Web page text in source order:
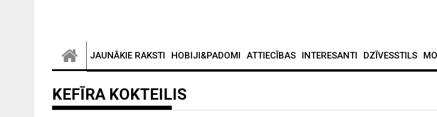
JAUNĀKIE RAKSTI HOBIJI&PADOMI ATTIECĪBAS INTERESANTI DZĪVESSTILS
KEFĪRA KOKTEILIS